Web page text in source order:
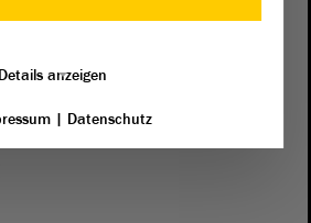
Anhalt
Details anzeigen
| Datenschutz